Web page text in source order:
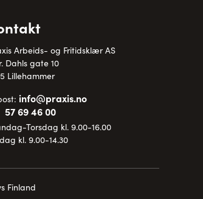
Arbeids- og Fritidsklær AS
Dahls gate 10
Lillehammer
info@praxis.no
57 69 46 00
Torsdag kl. 9.00-16.00
kl. 9.00-14.30
Finland